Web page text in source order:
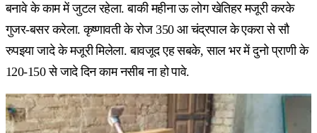
बनावे के काम में जुटल रहेला. बाकी महीना ऊ लोग खेतिहर मजूरी करके
गुजर-बसर करेला. कृष्णावती के रोज 350 आ चंद्रपाल के एकरा से सौ
रुपइया जादे के मजूरी मिलेला. बावजूद एह सबके, साल भर में दुनो प्राणी के
120-150 से जादे दिन काम नसीब ना हो पावे.